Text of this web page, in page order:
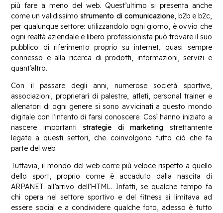
più fare a meno del web. Quest’ultimo si presenta anche
come un validissimo strumento di comunicazione, b2b e b2c,
per qualunque settore: utilizzandolo ogni giorno, è ovvio che
ogni realtà aziendale e libero professionista può trovare il suo
pubblico di riferimento proprio su internet, quasi sempre
connesso e alla ricerca di prodotti, informazioni, servizi e
quant’altro.
Con il passare degli anni, numerose società sportive,
associazioni, proprietari di palestre, atleti, personal trainer e
allenatori di ogni genere si sono avvicinati a questo mondo
digitale con l’intento di farsi conoscere. Così hanno iniziato a
nascere importanti strategie di marketing strettamente
legate a questi settori, che coinvolgono tutto ciò che fa
parte del web.
Tuttavia, il mondo del web corre più veloce rispetto a quello
dello sport, proprio come è accaduto dalla nascita di
ARPANET all’arrivo dell’HTML. Infatti, se qualche tempo fa
chi opera nel settore sportivo e del fitness si limitava ad
essere social e a condividere qualche foto, adesso è tutto